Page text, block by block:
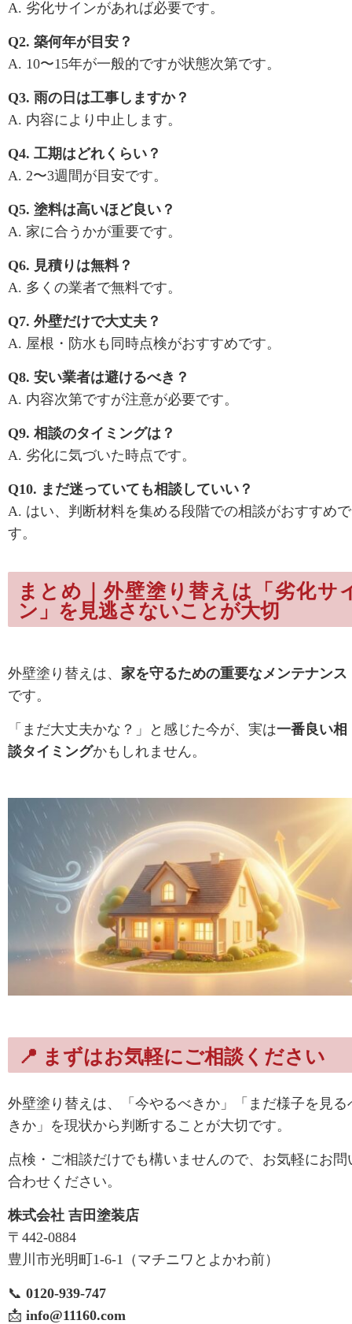
A. 劣化サインがあれば必要です。
Q2. 築何年が目安？
A. 10〜15年が一般的ですが状態次第です。
Q3. 雨の日は工事しますか？
A. 内容により中止します。
Q4. 工期はどれくらい？
A. 2〜3週間が目安です。
Q5. 塗料は高いほど良い？
A. 家に合うかが重要です。
Q6. 見積りは無料？
A. 多くの業者で無料です。
Q7. 外壁だけで大丈夫？
A. 屋根・防水も同時点検がおすすめです。
Q8. 安い業者は避けるべき？
A. 内容次第ですが注意が必要です。
Q9. 相談のタイミングは？
A. 劣化に気づいた時点です。
Q10. まだ迷っていても相談していい？
A. はい、判断材料を集める段階での相談がおすすめで
す。
まとめ｜外壁塗り替えは「劣化サ
ン」を見逃さないことが大切
外壁塗り替えは、 家を守るための重要なメンテナンス
です。
「まだ大丈夫かな？」と感じた今が、 実は一番良い相
談タイミングかもしれません。
📍 まずはお気軽にご相談ください
外壁塗り替えは、
「今やるべきか」「まだ様子を見る
きか」を現状から判断することが大切です。
点検・ご相談だけでも構いませんので、お気軽にお問
合わせください。
株式会社 吉田塗装店
〒442-0884
豊川市光明町1-6-1（マチニワとよかわ前）
📞 0120-939-747
📩 info@11160.com